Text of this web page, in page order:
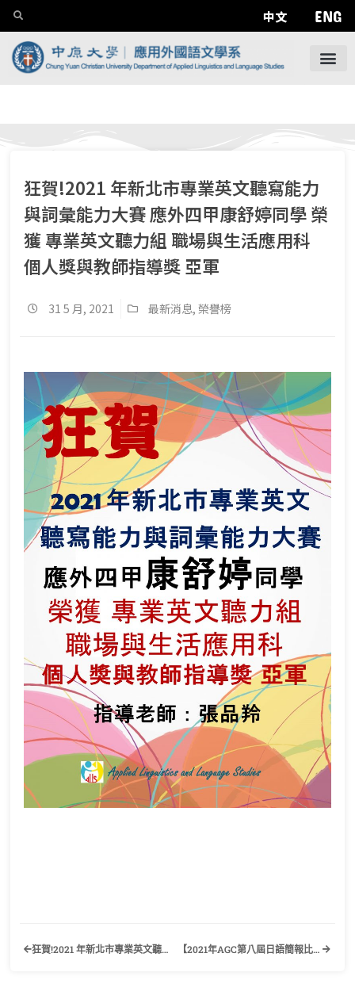
中文 ENG
狂賀!2021 年新北市專業英文聽寫能力
與詞彙能力大賽 應外四甲康舒婷同學 榮
獲 專業英文聽力組 職場與生活應用科
個人獎與教師指導獎 亞軍
31 5 月, 2021 最新消息, 榮譽榜
狂賀!2021 年新北市專業英文聽寫能力與詞彙能力大賽 應外三乙周佳萱同學 榮獲 專業英文詞彙組 汽車工業科 個人獎 亞軍 【2021年AGC第八屆日語簡報比賽】歡迎有興趣的同學踴躍報名參加！